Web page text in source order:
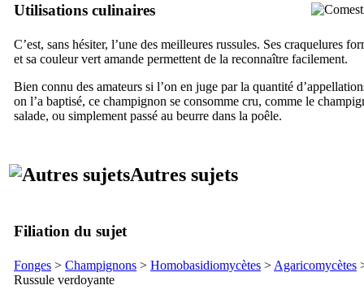
Utilisations culinaires
C’est, sans hésiter, l’une des meilleures russules. Ses craquelures
et sa couleur vert amande permettent de la reconnaître facilement.
Bien connu des amateurs si l’on en juge par la quantité
on l’a baptisé, ce champignon se consomme cru, comme le
salade, ou simplement passé au beurre dans la poêle.
Autres sujets
Filiation du sujet
Fonges > Champignons > Homobasidiomycètes > Agaricomycètes
Russule verdoyante